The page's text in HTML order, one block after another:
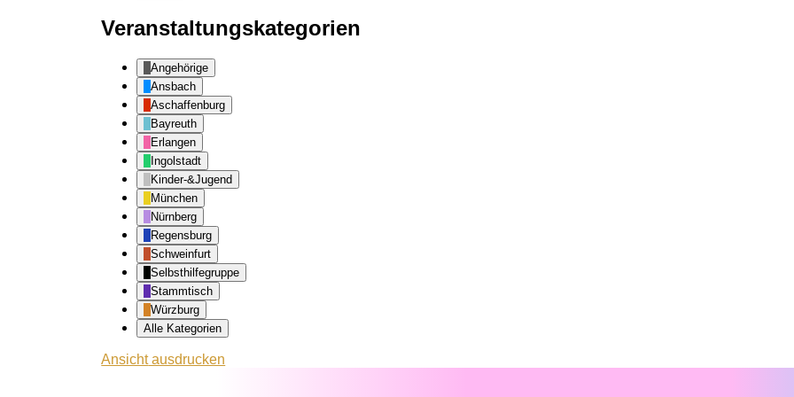
Veranstaltungskategorien
Angehörige
Ansbach
Aschaffenburg
Bayreuth
Erlangen
Ingolstadt
Kinder-&Jugend
München
Nürnberg
Regensburg
Schweinfurt
Selbsthilfegruppe
Stammtisch
Würzburg
Alle Kategorien
Ansichtausdrucken